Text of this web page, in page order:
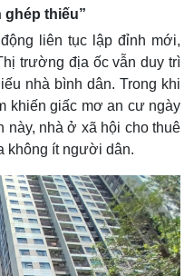
ghép thiếu”
liên tục lập đỉnh mới,
trường địa ốc vẫn duy trì
nhà bình dân. Trong khi
khiến giấc mơ an cư ngày
này, nhà ở xã hội cho thuê
không ít người dân.